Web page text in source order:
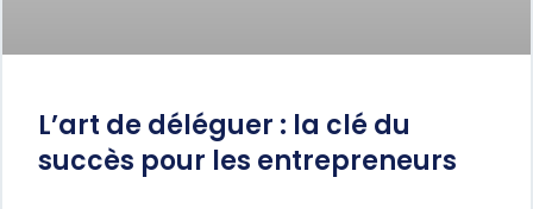
L’art de déléguer : la clé du
succès pour les entrepreneurs